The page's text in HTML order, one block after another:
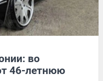
во
46-летнюю